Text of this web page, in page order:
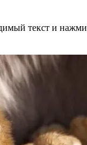
текст и